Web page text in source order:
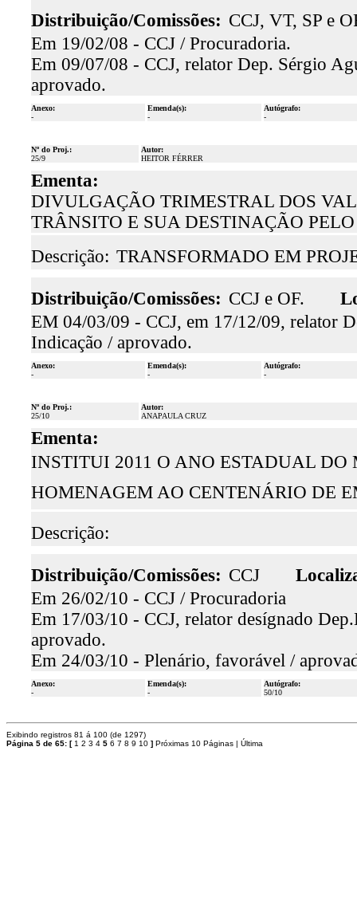
Distribuição/Comissões: CCJ, VT, SP e
Em 19/02/08 - CCJ / Procuradoria.
Em 09/07/08 - CCJ, relator Dep. Sérgio
aprovado.
Anexo:
-
Emenda(s):
-
Autógrafo:
-
Nº do Proj.:
25/9
Autor:
HEITOR FÉRRER
Ementa:
DIVULGAÇÃO TRIMESTRAL DOS
TRÂNSITO E SUA DESTINAÇÃO
Descrição: TRANSFORMADO EM
Distribuição/Comissões: CCJ e OF.
EM 04/03/09 - CCJ, em 17/12/09, relator
Indicação / aprovado.
Anexo:
-
Emenda(s):
-
Autógrafo:
-
Nº do Proj.:
25/10
Autor:
ANAPAULA CRUZ
Ementa:
INSTITUI 2011 O ANO ESTADUAL
HOMENAGEM AO CENTENÁRIO DE
Descrição:
Distribuição/Comissões: CCJ
Em 26/02/10 - CCJ / Procuradoria
Em 17/03/10 - CCJ, relator desígnado
aprovado.
Em 24/03/10 - Plenário, favorável /
Anexo:
-
Emenda(s):
-
Autógrafo:
50/10
Exibindo registros 81 á 100 (de 1297)
Página 5 de 65: [ 1 2 3 4 5 6 7 8 9 10 ] Próximas 10 Páginas | Última